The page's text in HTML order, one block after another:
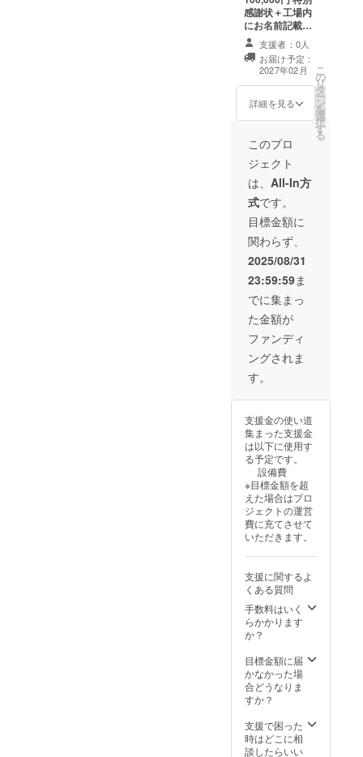
ターンに貼付さ
れたラベルや注
意書きをご確認
ください。
ルーツ) ・内容
量 約500g ・保
存方法常温 ・消
費期限 約2年
・原産国 パラ
グアイ 内容や詳
細は今後の進捗
で決定・支援者
様へ個別案内さ
せていただきま
添加物等の食品
表示はお届け商
品のラベルに表
記されます。商
品開封前には必
ずお届けのリ
ターンに貼付さ
れたラベルや注
意書きをご確認
ください。
感謝状＋工場内
にお名前記載
（賛同者一覧）
・掲載期間：工
場完成から掲
載、事業が存続
する限り掲載！
・注意事項：支
されるお名前を
ご記入ください
支援者：0人
お届け予定：
2027年02月
詳細を見る
こ
の
リ
タ
ー
ン
を
選
択
す
る
このプロ
ジェクト
は、 All-In方
式です。
目標金額に
関わらず、
2025/08/31
23:59:59ま
でに集まっ
た金額が
ファンディ
ングされま
す。
支援金の使い道
集まった支援金
は以下に使用す
る予定です。
設備費
※目標金額を超
えた場合はプロ
ジェクトの運営
費に充てさせて
いただきます。
支援に関するよ
くある質問
手数料はいく
らかかります
か？
目標金額に届
かなかった場
合どうなりま
すか？
支援で困った
時はどこに相
談したらいい